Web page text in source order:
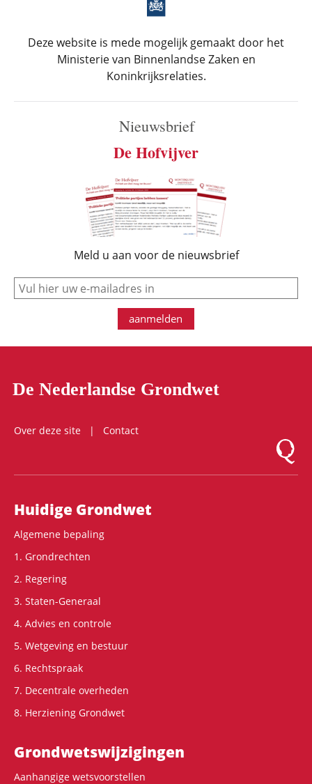
Deze website is mede mogelijk gemaakt door het
Ministerie van Binnenlandse Zaken en
Koninkrijksrelaties.
Nieuwsbrief
De Hofvijver
Meld u aan voor de nieuwsbrief
e-mail
aanmelden
De Nederlandse Grondwet
Over deze site
Contact
Logo
Hoofdnavigatie
Huidige Grondwet
Algemene bepaling
1. Grondrechten
2. Regering
3. Staten-Generaal
4. Advies en controle
5. Wetgeving en bestuur
6. Rechtspraak
7. Decentrale overheden
8. Herziening Grondwet
Grondwets­wijzigingen
Aanhangige wetsvoorstellen